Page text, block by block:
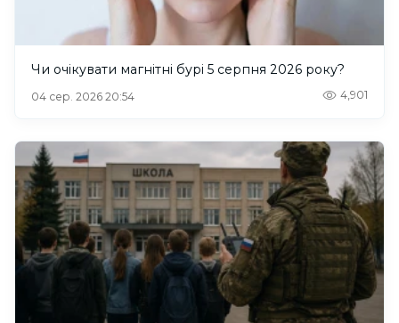
Чи очікувати магнітні бурі 5 серпня 2026 року?
04 сер. 2026 20:54 4,901